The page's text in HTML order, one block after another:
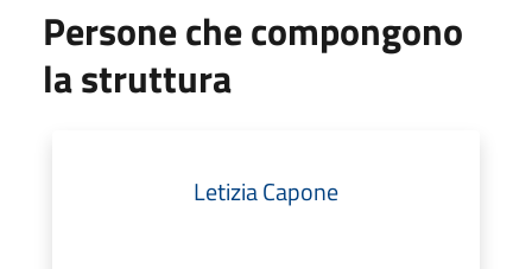
Persone che compongono
la struttura
Letizia Capone